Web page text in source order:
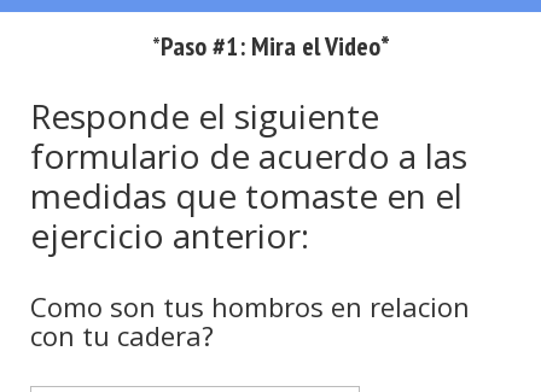
*Paso #1: Mira el Video*
Responde el siguiente
formulario de acuerdo a las
medidas que tomaste en el
ejercicio anterior:
Como son tus hombros en relacion
con tu cadera?